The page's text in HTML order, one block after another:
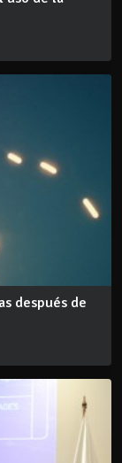
después de